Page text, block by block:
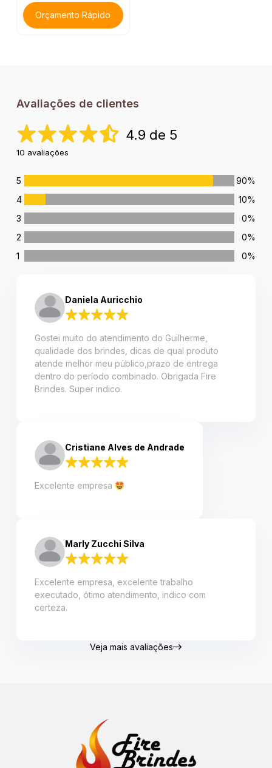
Orçamento Rápido
Avaliações de clientes
4.9 de 5
10 avaliações
5
90%
4
10%
3
0%
2
0%
1
0%
Daniela Auricchio
Gostei muito do atendimento do Guilherme,
qualidade dos brindes, dicas de qual produto
atende melhor meu público,prazo de entrega
dentro do período combinado. Obrigada Fire
Brindes. Super indico.
Cristiane Alves de Andrade
Excelente empresa
Marly Zucchi Silva
Excelente empresa, excelente trabalho
executado, ótimo atendimento, indico com
certeza.
Veja mais avaliações